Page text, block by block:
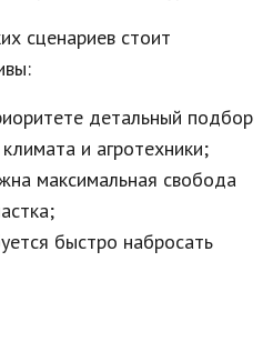
сценариев стоит
детальный подбор
и агротехники;
максимальная свобода
быстро набросать